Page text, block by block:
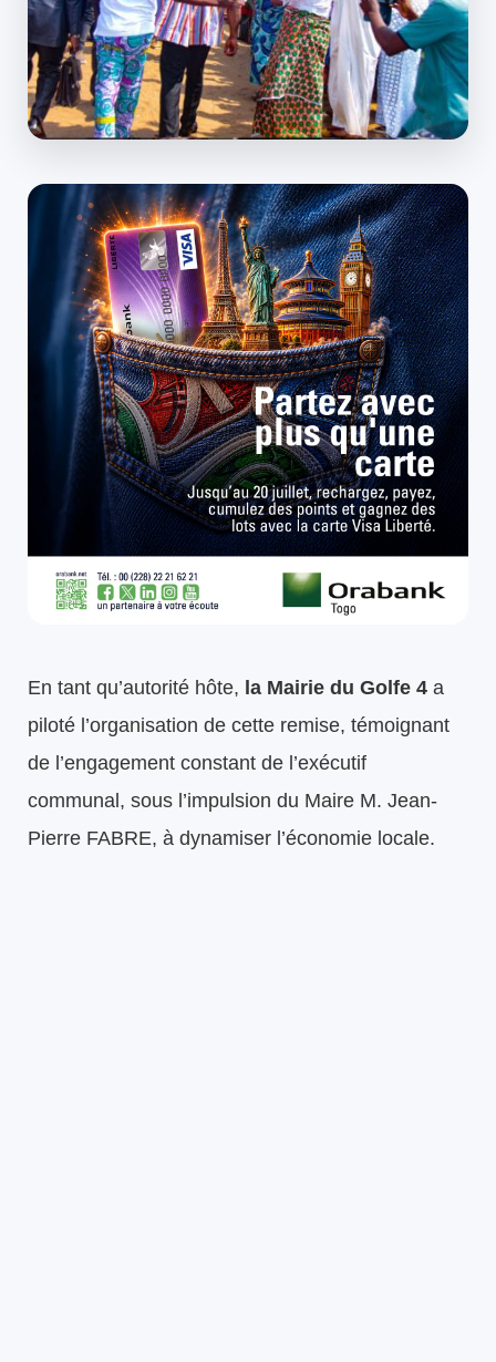
En tant qu’autorité hôte, la Mairie du Golfe 4 a
piloté l’organisation de cette remise, témoignant
de l’engagement constant de l’exécutif
communal, sous l’impulsion du Maire M. Jean-
Pierre FABRE, à dynamiser l’économie locale.